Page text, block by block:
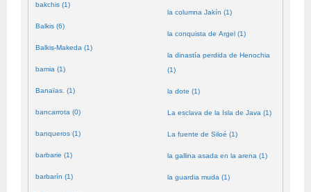
bakchis (1)
Balkis (6)
Balkis-Makeda (1)
bamia (1)
Banaïas. (1)
bancarrota (0)
banqueros (1)
barbarie (1)
barbarín (1)
la columna Jakín (1)
la conquista de Argel (1)
la dinastía perdida de Henochia
(1)
la dote (1)
La esclava de la Isla de Java (1)
La fuente de Siloé (1)
la gallina asada en la arena (1)
la guardia muda (1)